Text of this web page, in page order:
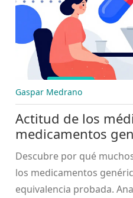
Gaspar Medrano
Actitud de los
medicamentos
perspectivas reales
Descubre por qué
los medicamentos
equivalencia probada.